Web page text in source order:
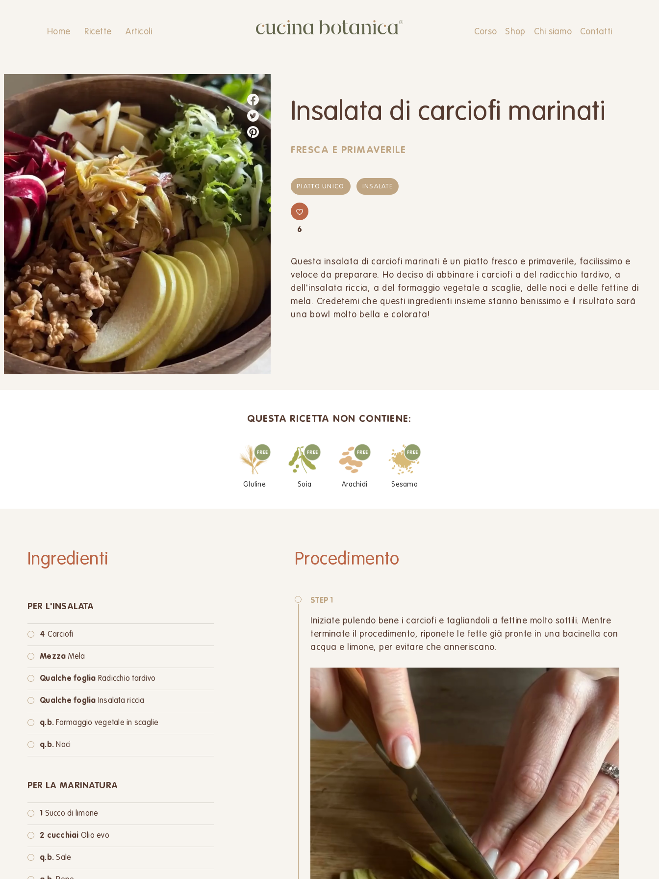
Home Ricette Articoli Corso Shop Chi siamo Contatti
Insalata di carciofi marinati
FRESCA E PRIMAVERILE
PIATTO UNICO INSALATE
6
Questa insalata di carciofi marinati è un piatto fresco e primaverile, facilissimo e
veloce da preparare. Ho deciso di abbinare i carciofi a del radicchio tardivo, a
dell'insalata riccia, a del formaggio vegetale a scaglie, delle noci e delle fettine di
mela. Credetemi che questi ingredienti insieme stanno benissimo e il risultato sarà
una bowl molto bella e colorata!
QUESTA RICETTA NON CONTIENE:
Glutine Soia Arachidi Sesamo
Ingredienti
PER L'INSALATA
4 Carciofi
Mezza Mela
Qualche foglia Radicchio tardivo
Qualche foglia Insalata riccia
q.b. Formaggio vegetale in scaglie
q.b. Noci
PER LA MARINATURA
1 Succo di limone
2 cucchiai Olio evo
q.b. Sale
Procedimento
STEP 1
Iniziate pulendo bene i carciofi e tagliandoli a fettine molto sottili. Mentre
terminate il procedimento, riponete le fette già pronte in una bacinella con
acqua e limone, per evitare che anneriscano.